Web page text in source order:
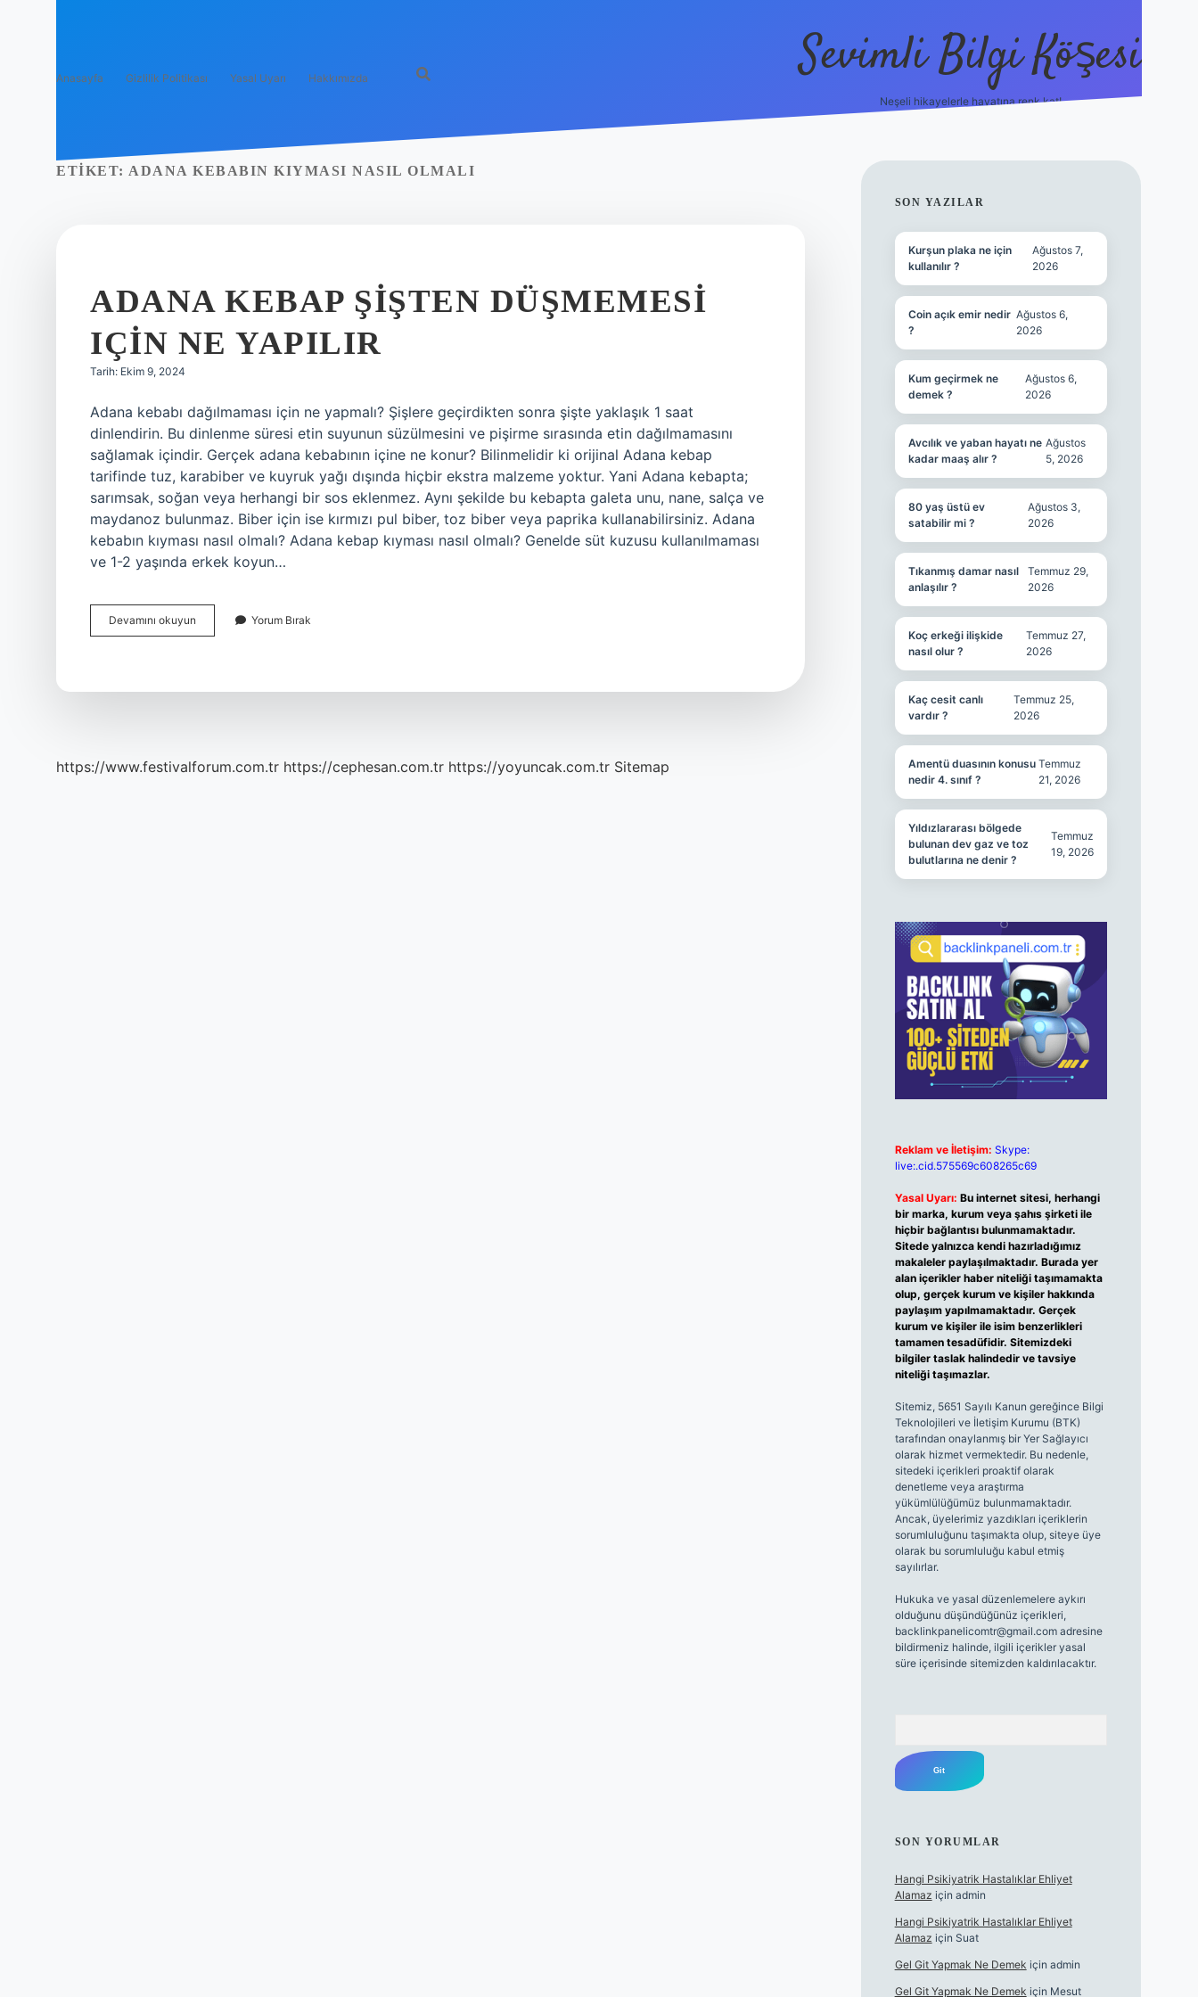
Anasayfa Gizlilik Politikası Yasal Uyarı Hakkımızda Sevimli Bilgi Köşesi
Neşeli hikayelerle hayatına renk kat!
ETIKET: ADANA KEBABIN KIYMASI NASIL OLMALI
ADANA KEBAP ŞIŞTEN DÜŞMEMESI
IÇIN NE YAPILIR
Tarih: Ekim 9, 2024
Adana kebabı dağılmaması için ne yapmalı? Şişlere geçirdikten sonra şişte yaklaşık 1 saat
dinlendirin. Bu dinlenme süresi etin suyunun süzülmesini ve pişirme sırasında etin dağılmamasını
sağlamak içindir. Gerçek adana kebabının içine ne konur? Bilinmelidir ki orijinal Adana kebap
tarifinde tuz, karabiber ve kuyruk yağı dışında hiçbir ekstra malzeme yoktur. Yani Adana kebapta;
sarımsak, soğan veya herhangi bir sos eklenmez. Aynı şekilde bu kebapta galeta unu, nane, salça ve
maydanoz bulunmaz. Biber için ise kırmızı pul biber, toz biber veya paprika kullanabilirsiniz. Adana
kebabın kıyması nasıl olmalı? Adana kebap kıyması nasıl olmalı? Genelde süt kuzusu kullanılmaması
ve 1-2 yaşında erkek koyun…
Devamını okuyun
Kebap
Yorum Bırak
https://www.festivalforum.com.tr https://cephesan.com.tr https://yoyuncak.com.tr Sitemap
SIDEBAR
SON YAZILAR
Kurşun plaka ne için
kullanılır ?
Ağustos 7,
2026
Coin açık emir nedir
?
Ağustos 6,
2026
Kum geçirmek ne
demek ?
Ağustos 6,
2026
Avcılık ve yaban hayatı ne
kadar maaş alır ?
Ağustos
5, 2026
80 yaş üstü ev
satabilir mi ?
Ağustos 3,
2026
Tıkanmış damar nasıl
anlaşılır ?
Temmuz 29,
2026
Koç erkeği ilişkide
nasıl olur ?
Temmuz 27,
2026
Kaç cesit canlı
vardır ?
Temmuz 25,
2026
Amentü duasının konusu
nedir 4. sınıf ?
Temmuz
21, 2026
Yıldızlararası bölgede
bulunan dev gaz ve toz
bulutlarına ne denir ?
Temmuz
19, 2026
Reklam ve İletişim: Skype:
live:.cid.575569c608265c69
Yasal Uyarı: Bu internet sitesi, herhangi
bir marka, kurum veya şahıs şirketi ile
hiçbir bağlantısı bulunmamaktadır.
Sitede yalnızca kendi hazırladığımız
makaleler paylaşılmaktadır. Burada yer
alan içerikler haber niteliği taşımamakta
olup, gerçek kurum ve kişiler hakkında
paylaşım yapılmamaktadır. Gerçek
kurum ve kişiler ile isim benzerlikleri
tamamen tesadüfidir. Sitemizdeki
bilgiler taslak halindedir ve tavsiye
niteliği taşımazlar.
Sitemiz, 5651 Sayılı Kanun gereğince Bilgi
Teknolojileri ve İletişim Kurumu (BTK)
tarafından onaylanmış bir Yer Sağlayıcı
olarak hizmet vermektedir. Bu nedenle,
sitedeki içerikleri proaktif olarak
denetleme veya araştırma
yükümlülüğümüz bulunmamaktadır.
Ancak, üyelerimiz yazdıkları içeriklerin
sorumluluğunu taşımakta olup, siteye üye
olarak bu sorumluluğu kabul etmiş
sayılırlar.
Hukuka ve yasal düzenlemelere aykırı
olduğunu düşündüğünüz içerikleri,
backlinkpanelicomtr@gmail.comadresine
bildirmeniz halinde, ilgili içerikler yasal
süre içerisinde sitemizden kaldırılacaktır.
SON YORUMLAR
Hangi Psikiyatrik Hastalıklar Ehliyet
Alamaz için admin
Hangi Psikiyatrik Hastalıklar Ehliyet
Alamaz için Suat
Gel Git Yapmak Ne Demek için admin
Gel Git Yapmak Ne Demek için Mesut
hiltonbet güncel giriş